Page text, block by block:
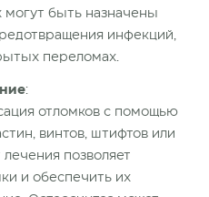
могут быть назначены
инфекций,
переломах.
:
отломков с помощью
винтов, штифтов или
позволяет
и обеспечить их